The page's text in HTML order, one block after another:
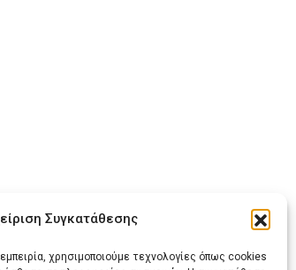
Συγκατάθεσης
χρησιμοποιούμε τεχνολογίες όπως cookies